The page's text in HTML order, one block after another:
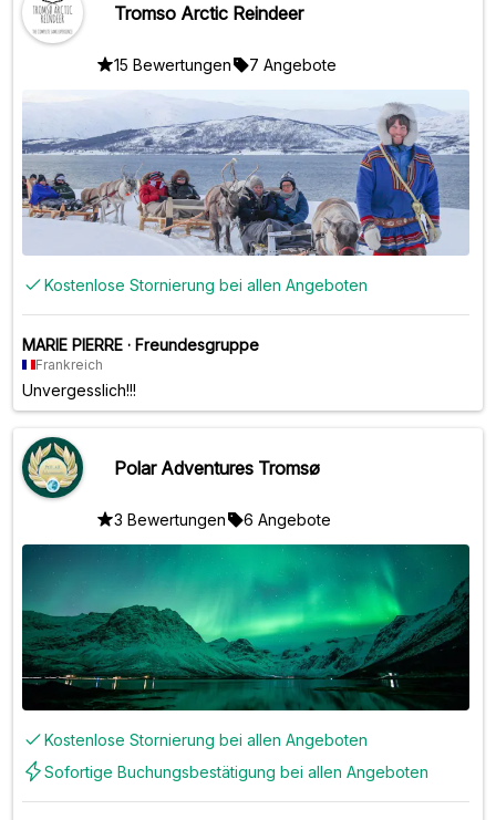
Tromso Arctic Reindeer
15 Bewertungen 7 Angebote
Kostenlose Stornierung bei allen Angeboten
MARIE PIERRE · Freundesgruppe
Frankreich
Unvergesslich!!!
Polar Adventures Tromsø
3 Bewertungen 6 Angebote
Kostenlose Stornierung bei allen Angeboten
Sofortige Buchungsbestätigung bei allen Angeboten